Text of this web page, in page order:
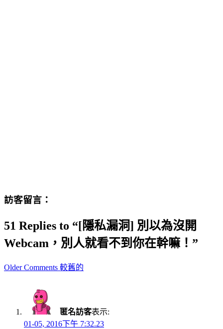
訪客留言：
51 Replies to “[隱私漏洞] 別以為沒開
Webcam，別人就看不到你在幹嘛！”
Comment
Older Comments 較舊的
匿名訪客表示:
01-05, 2016下午 7:32.23